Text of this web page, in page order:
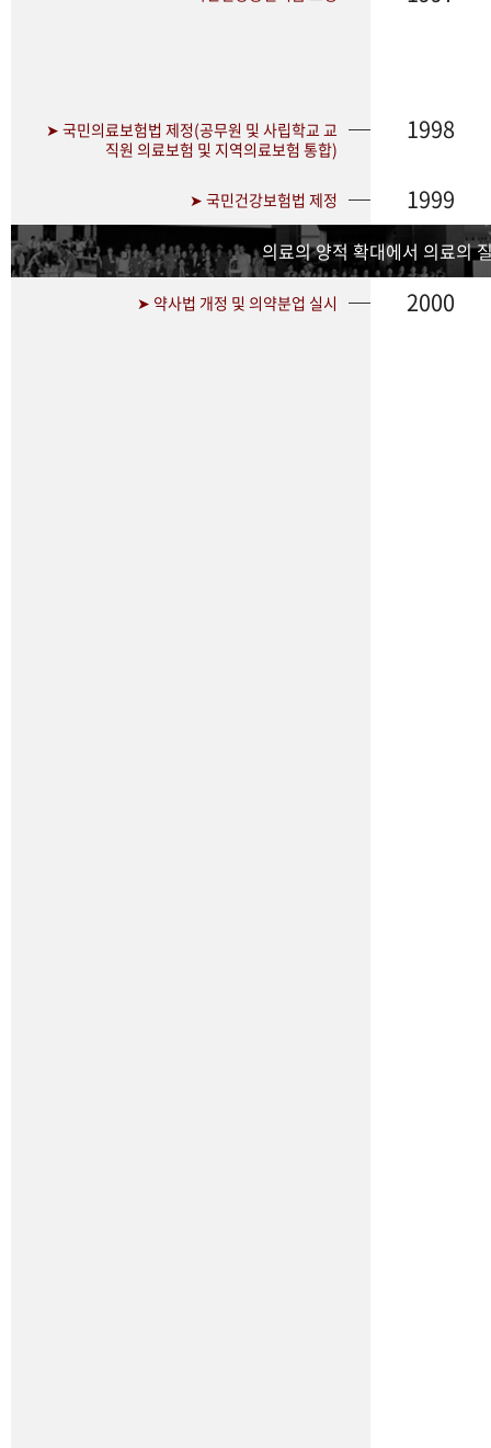
➤ 국민의료보험법 제정(공무원 및 사립학교 교
직원 의료보험 및 지역의료보험 통합)
1998
➤ 국민건강보험법 제정 1999
의료의 양적 확대에서 의료의
➤ 약사법 개정 및 의약분업 실시 2000